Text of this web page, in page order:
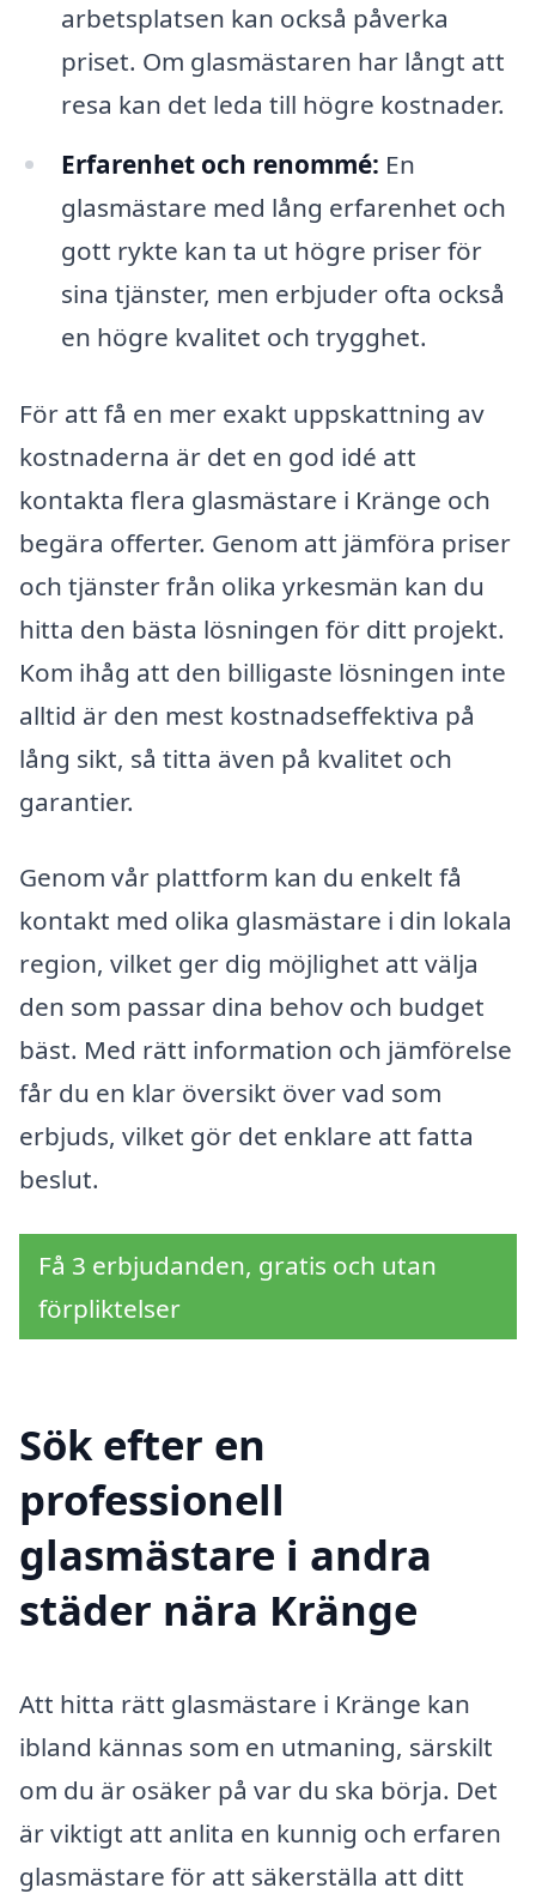
arbetsplatsen kan också påverka
priset. Om glasmästaren har långt att
resa kan det leda till högre kostnader.
Erfarenhet och renommé: En
glasmästare med lång erfarenhet och
gott rykte kan ta ut högre priser för
sina tjänster, men erbjuder ofta också
en högre kvalitet och trygghet.
För att få en mer exakt uppskattning av
kostnaderna är det en god idé att
kontakta flera glasmästare i Kränge och
begära offerter. Genom att jämföra priser
och tjänster från olika yrkesmän kan du
hitta den bästa lösningen för ditt projekt.
Kom ihåg att den billigaste lösningen inte
alltid är den mest kostnadseffektiva på
lång sikt, så titta även på kvalitet och
garantier.
Genom vår plattform kan du enkelt få
kontakt med olika glasmästare i din lokala
region, vilket ger dig möjlighet att välja
den som passar dina behov och budget
bäst. Med rätt information och jämförelse
får du en klar översikt över vad som
erbjuds, vilket gör det enklare att fatta
beslut.
Få 3 erbjudanden, gratis och utan
förpliktelser
Sök efter en
professionell
glasmästare i andra
städer nära Kränge
Att hitta rätt glasmästare i Kränge kan
ibland kännas som en utmaning, särskilt
om du är osäker på var du ska börja. Det
är viktigt att anlita en kunnig och erfaren
glasmästare för att säkerställa att ditt